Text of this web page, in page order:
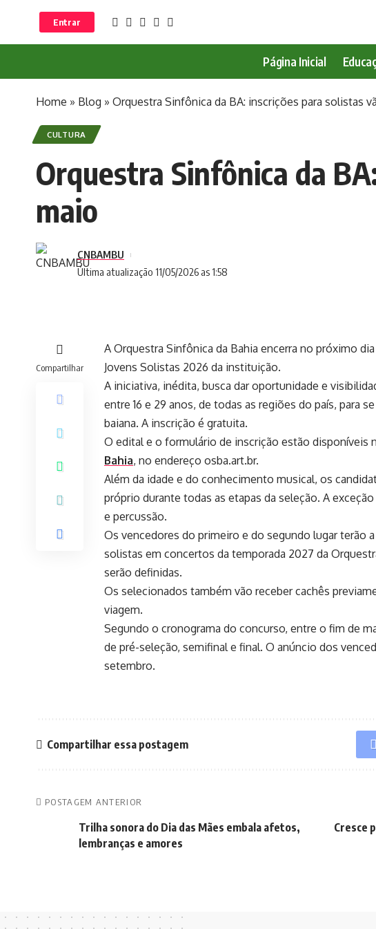
Entrar
Página Inicial
Home » Blog » Orquestra Sinfônica da BA: inscrições para solistas
CULTURA
Orquestra Sinfônica da
maio
Última atualização 11/05/2026 as 1:58
CNBAMBU
Compartilhar
A Orquestra Sinfônica da Bahia encerra no próximo
Jovens Solistas 2026 da instituição.
A iniciativa, inédita, busca dar oportunidade e
entre 16 e 29 anos, de todas as regiões do país, para
baiana. A inscrição é gratuita.
O edital e o formulário de inscrição estão disponíveis
Bahia, no endereço osba.art.br.
Além da idade e do conhecimento musical, os
próprio durante todas as etapas da seleção. A
e percussão.
Os vencedores do primeiro e do segundo lugar terão
solistas em concertos da temporada 2027 da
serão definidas.
Os selecionados também vão receber cachês
viagem.
Segundo o cronograma do concurso, entre o fim de
de pré-seleção, semifinal e final. O anúncio dos
setembro.
Compartilhar essa postagem
POSTAGEM ANTERIOR
Trilha sonora do Dia das Mães embala afetos,
lembranças e amores
Cresce